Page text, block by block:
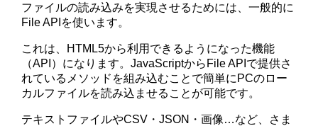
ファイルの読み込みを実現させるためには、一般的に
File APIを使います。
これは、HTML5から利用できるようになった機能
（API）になります。JavaScriptからFile APIで提供さ
れているメソッドを組み込むことで簡単にPCのロー
カルファイルを読み込ませることが可能です。
テキストファイルやCSV・JSON・画像…など、さま